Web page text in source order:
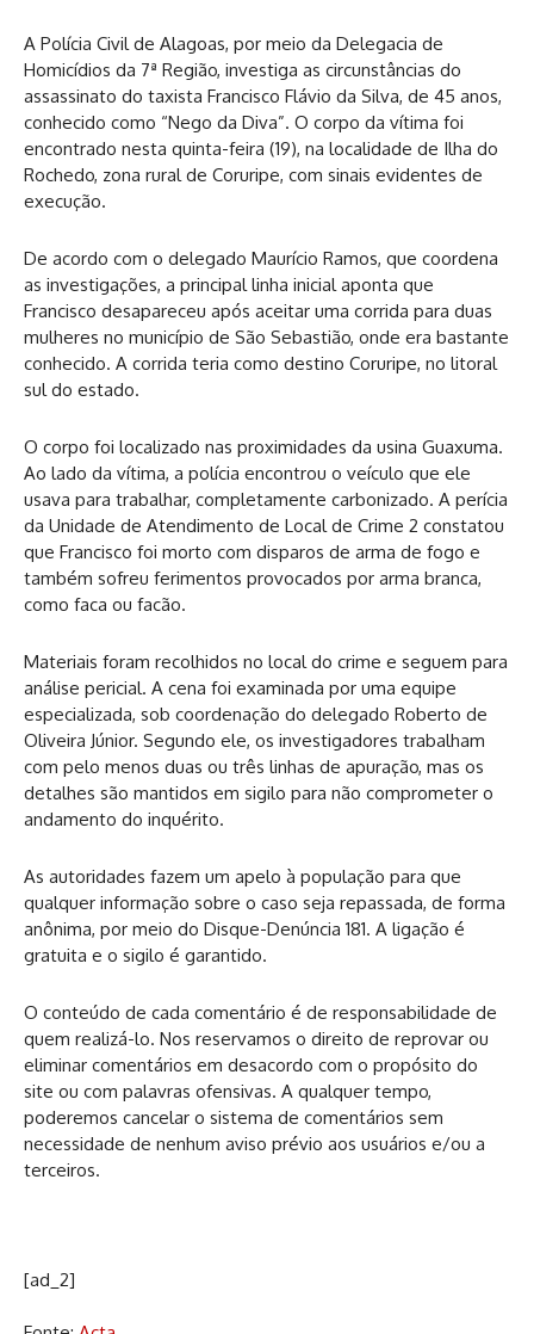
A Polícia Civil de Alagoas, por meio da Delegacia de
Homicídios da 7ª Região, investiga as circunstâncias do
assassinato do taxista Francisco Flávio da Silva, de 45 anos,
conhecido como “Nego da Diva”. O corpo da vítima foi
encontrado nesta quinta-feira (19), na localidade de Ilha do
Rochedo, zona rural de Coruripe, com sinais evidentes de
execução.
De acordo com o delegado Maurício Ramos, que coordena
as investigações, a principal linha inicial aponta que
Francisco desapareceu após aceitar uma corrida para duas
mulheres no município de São Sebastião, onde era bastante
conhecido. A corrida teria como destino Coruripe, no litoral
sul do estado.
O corpo foi localizado nas proximidades da usina Guaxuma.
Ao lado da vítima, a polícia encontrou o veículo que ele
usava para trabalhar, completamente carbonizado. A perícia
da Unidade de Atendimento de Local de Crime 2 constatou
que Francisco foi morto com disparos de arma de fogo e
também sofreu ferimentos provocados por arma branca,
como faca ou facão.
Materiais foram recolhidos no local do crime e seguem para
análise pericial. A cena foi examinada por uma equipe
especializada, sob coordenação do delegado Roberto de
Oliveira Júnior. Segundo ele, os investigadores trabalham
com pelo menos duas ou três linhas de apuração, mas os
detalhes são mantidos em sigilo para não comprometer o
andamento do inquérito.
As autoridades fazem um apelo à população para que
qualquer informação sobre o caso seja repassada, de forma
anônima, por meio do Disque-Denúncia 181. A ligação é
gratuita e o sigilo é garantido.
O conteúdo de cada comentário é de responsabilidade de
quem realizá-lo. Nos reservamos o direito de reprovar ou
eliminar comentários em desacordo com o propósito do
site ou com palavras ofensivas. A qualquer tempo,
poderemos cancelar o sistema de comentários sem
necessidade de nenhum aviso prévio aos usuários e/ou a
terceiros.
[ad_2]